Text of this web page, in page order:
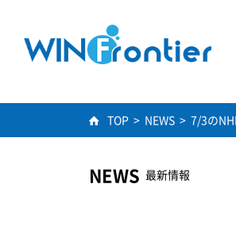
TOP > NEWS > 7/3の
NEWS 最新情報